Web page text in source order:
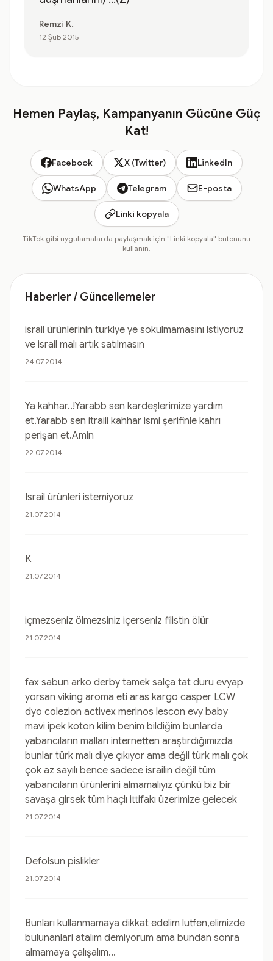
Remzi K.
12 Şub 2015
Hemen Paylaş, Kampanyanın Gücüne Güç
Kat!
Facebook X (Twitter) LinkedIn
WhatsApp Telegram E-posta
Linki kopyala
TikTok gibi uygulamalarda paylaşmak için "Linki kopyala" butonunu
kullanın.
Haberler / Güncellemeler
israil ürünlerinin türkiye ye sokulmamasını istiyoruz
ve israil malı artık satılmasın
24.07.2014
Ya kahhar..!Yarabb sen kardeşlerimize yardım
et.Yarabb sen itraili kahhar ismi şerifinle kahrı
perişan et.Amin
22.07.2014
Israil ürünleri istemiyoruz
21.07.2014
K
21.07.2014
içmezseniz ölmezsiniz içerseniz filistin ölür
21.07.2014
fax sabun arko derby tamek salça tat duru evyap
yörsan viking aroma eti aras kargo casper LCW
dyo colezion activex merinos lescon evy baby
mavi ipek koton kilim benim bildiğim bunlarda
yabancıların malları internetten araştırdığımızda
bunlar türk malı diye çıkıyor ama değil türk malı çok
çok az sayılı bence sadece israilin değil tüm
yabancıların ürünlerini almamalıyız çünkü biz bir
savaşa girsek tüm haçlı ittifakı üzerimize gelecek
21.07.2014
Defolsun pislikler
21.07.2014
Bunları kullanmamaya dikkat edelim lutfen,elimizde
bulunanlari atalım demiyorum ama bundan sonra
almamaya çalışalım...